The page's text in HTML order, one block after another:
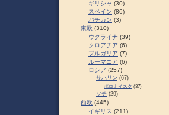
ギリシャ (30)
スペイン (86)
バチカン (3)
東欧 (310)
ウクライナ (39)
クロアチア (6)
ブルガリア (7)
ルーマニア (6)
ロシア (257)
サハリン (67)
ポロナイスク (37)
ソチ (29)
西欧 (445)
イギリス (211)